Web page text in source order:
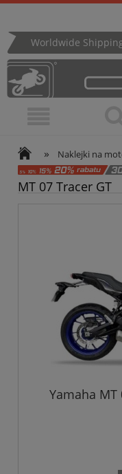
Worldwide
» Naklejki na
MT 07 Tracer GT
Yamaha MT